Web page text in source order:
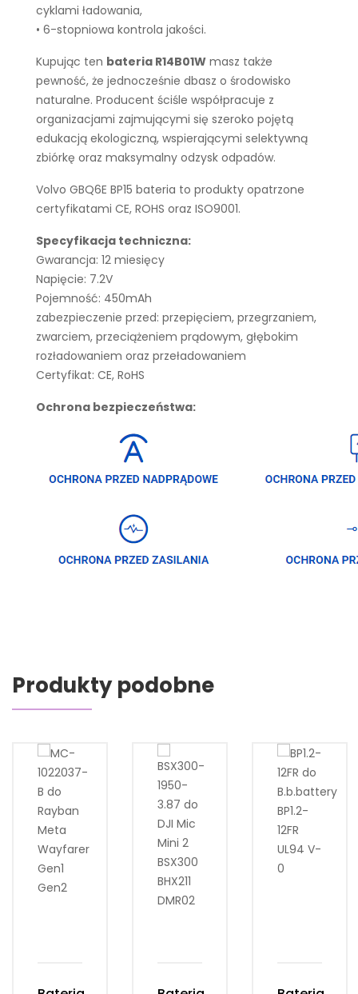
cyklami ładowania,
• 6-stopniowa kontrola jakości.
Kupując ten bateria R14B01W masz także
pewność, że jednocześnie dbasz o środowisko
naturalne. Producent ściśle współpracuje z
organizacjami zajmującymi się szeroko pojętą
edukacją ekologiczną, wspierającymi selektywną
zbiórkę oraz maksymalny odzysk odpadów.
Volvo GBQ6E BP15 bateria to produkty opatrzone
certyfikatami CE, ROHS oraz ISO9001.
Specyfikacja techniczna:
Gwarancja: 12 miesięcy
Napięcie: 7.2V
Pojemność: 450mAh
zabezpieczenie przed: przepięciem, przegrzaniem,
zwarciem, przeciążeniem prądowym, głębokim
rozładowaniem oraz przeładowaniem
Certyfikat: CE, RoHS
Ochrona bezpieczeństwa:
Produkty podobne